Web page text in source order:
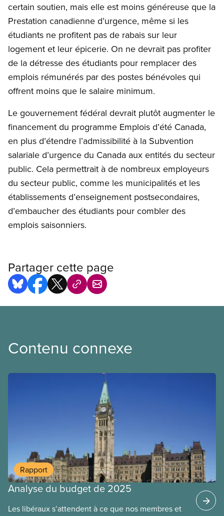
certain soutien, mais elle est moins généreuse que la
Prestation canadienne d’urgence, même si les
étudiants ne profitent pas de rabais sur leur
logement et leur épicerie. On ne devrait pas profiter
de la détresse des étudiants pour remplacer des
emplois rémunérés par des postes bénévoles qui
offrent moins que le salaire minimum.
Le gouvernement fédéral devrait plutôt augmenter le
financement du programme Emplois d’été Canada,
en plus d’étendre l’admissibilité à la Subvention
salariale d’urgence du Canada aux entités du secteur
public. Cela permettrait à de nombreux employeurs
du secteur public, comme les municipalités et les
établissements d’enseignement postsecondaires,
d’embaucher des étudiants pour combler des
emplois saisonniers.
Partager cette page
Contenu connexe
Rapport
Analyse du budget de 2025
Les libéraux s’attendent à ce que nos membres et
Fiche d’information